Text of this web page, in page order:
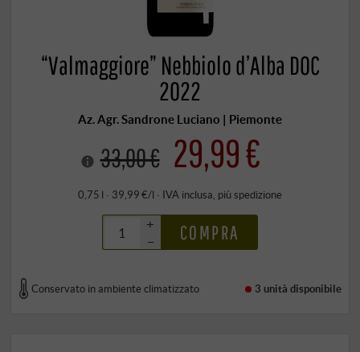
“Valmaggiore” Nebbiolo d’Alba DOC
2022
Az. Agr. Sandrone Luciano | Piemonte
33,00 € 29,99 €
0,75 l · 39,99 €/l · IVA inclusa, più spedizione
+
–
COMPRA
Conservato in ambiente climatizzato 3 unità disponibile